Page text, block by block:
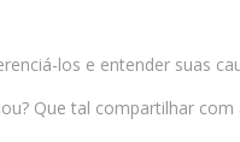
los e entender suas
Que tal compartilhar com